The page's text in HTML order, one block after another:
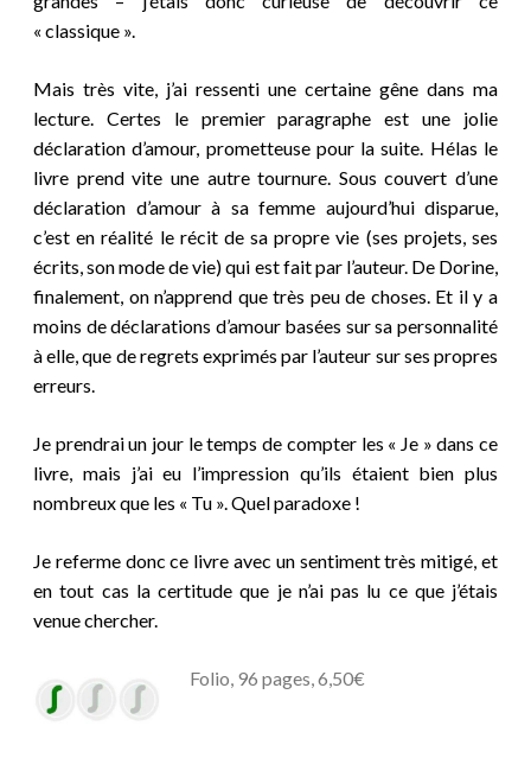
« classique ».
Mais très vite, j’ai ressenti une certaine gêne dans ma
lecture. Certes le premier paragraphe est une jolie
déclaration d’amour, prometteuse pour la suite. Hélas le
livre prend vite une autre tournure. Sous couvert d’une
déclaration d’amour à sa femme aujourd’hui disparue,
c’est enréalité le récit de sa propre vie (ses projets, ses
écrits, son mode de vie) qui estfaitpar l’auteur. De Dorine,
finalement, on n’apprend que très peu de choses. Et il y a
moins de déclarations d’amour basées sur sa personnalité
à elle, que de regrets exprimés par l’auteur sur ses propres
erreurs.
Je prendrai un jour le temps de compter les « Je » dans ce
livre, mais j’ai eu l’impression qu’ils étaient bien plus
nombreux que les « Tu ».Quel paradoxe !
Je referme donc ce livre avec un sentiment très mitigé, et
en tout cas la certitude que je n’ai pas lu ce que j’étais
venue chercher.
Folio, 96 pages, 6,50€